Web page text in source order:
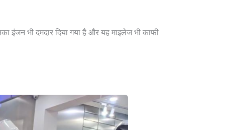
इंजन भी दमदार दिया गया है और यह माइलेज भी काफी